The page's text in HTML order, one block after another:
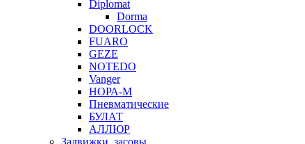
Diplomat
Dorma
DOORLOCK
FUARO
GEZE
NOTEDO
Vanger
НОРА-М
Пневматические
БУЛАТ
АЛЛЮР
Задвижки, засовы